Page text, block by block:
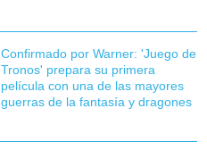
Confirmado por Warner: 'Juego de
Tronos' prepara su primera
película con una de las mayores
guerras de la fantasía y dragones